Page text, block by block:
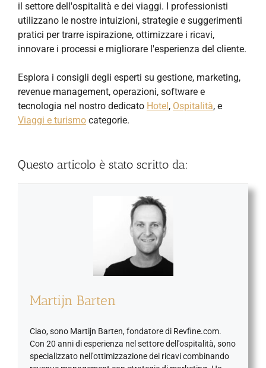
il settore dell'ospitalità e dei viaggi. I professionisti
utilizzano le nostre intuizioni, strategie e suggerimenti
pratici per trarre ispirazione, ottimizzare i ricavi,
innovare i processi e migliorare l'esperienza del cliente.
Esplora i consigli degli esperti su gestione, marketing,
revenue management, operazioni, software e
tecnologia nel nostro dedicato Hotel , Ospitalità, e
Viaggi e turismo categorie.
Questo articolo è stato scritto da:
Martijn Barten
Ciao, sono Martijn Barten, fondatore di Revfine.com.
Con 20 anni di esperienza nel settore dell'ospitalità, sono
specializzato nell'ottimizzazione dei ricavi combinando